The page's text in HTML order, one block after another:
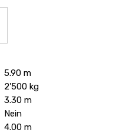
5.90 m
2'500 kg
3.30 m
Nein
4.00 m